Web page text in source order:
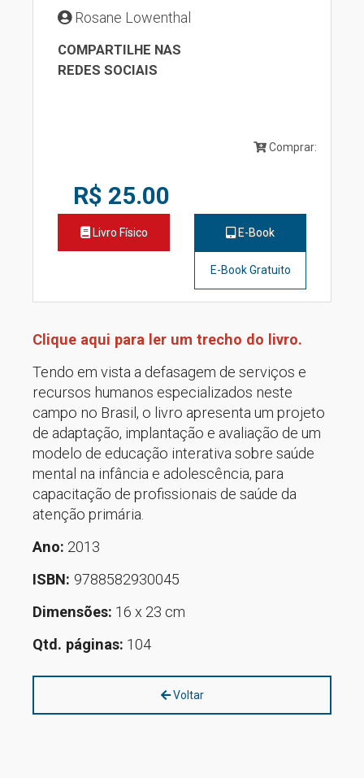
Rosane Lowenthal
COMPARTILHE NAS
REDES SOCIAIS
Comprar:
R$ 25.00
Livro Físico E-Book
E-Book Gratuito
Clique aqui para ler um trecho do livro.
Tendo em vista a defasagem de serviços e
recursos humanos especializados neste
campo no Brasil, o livro apresenta um projeto
de adaptação, implantação e avaliação de um
modelo de educação interativa sobre saúde
mental na infância e adolescência, para
capacitação de profissionais de saúde da
atenção primária.
Ano: 2013
ISBN: 9788582930045
Dimensões: 16 x 23 cm
Qtd. páginas: 104
Voltar